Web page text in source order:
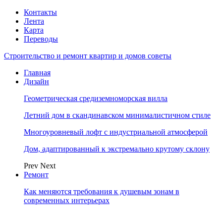
Контакты
Лента
Карта
Переводы
Строительство и ремонт квартир и домов советы
Главная
Дизайн
Геометрическая средиземноморская вилла
Летний дом в скандинавском минималистичном стиле
Многоуровневый лофт с индустриальной атмосферой
Дом, адаптированный к экстремально крутому склону
Prev Next
Ремонт
Как меняются требования к душевым зонам в
современных интерьерах